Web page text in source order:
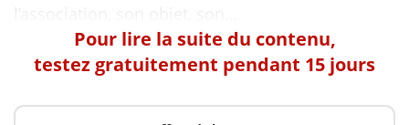
Pour lire la suite du contenu,
testez gratuitement pendant 15 jours